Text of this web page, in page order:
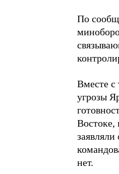
По
Вместе с
угрозы
Востоке,
нет.